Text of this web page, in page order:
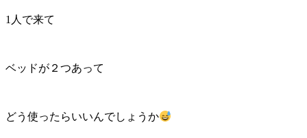
1人で来て
ベッドが２つあって
どう使ったらいいんでしょうか